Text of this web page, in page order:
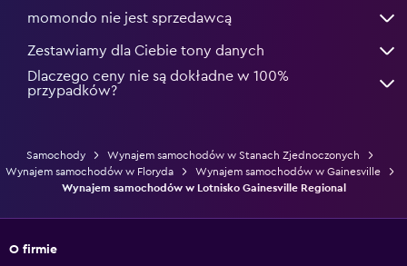
momondo nie jest sprzedawcą
Zestawiamy dla Ciebie tony danych
Dlaczego ceny nie są dokładne w 100%
przypadków?
Samochody
Wynajem samochodów w Stanach Zjednoczonych
Wynajem samochodów w Floryda
Wynajem samochodów w Gainesville
Wynajem samochodów w Lotnisko Gainesville Regional
O firmie